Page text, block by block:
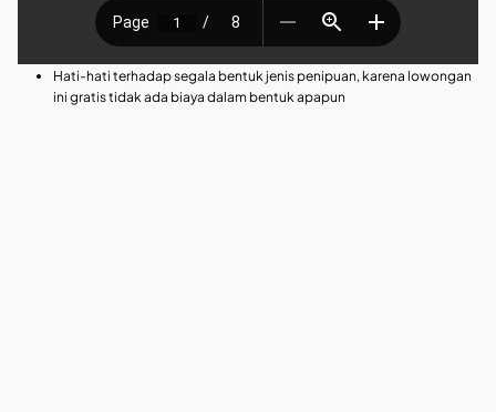
Hati-hati terhadap segala bentuk jenis penipuan, karena lowongan
ini gratis tidak ada biaya dalam bentuk apapun